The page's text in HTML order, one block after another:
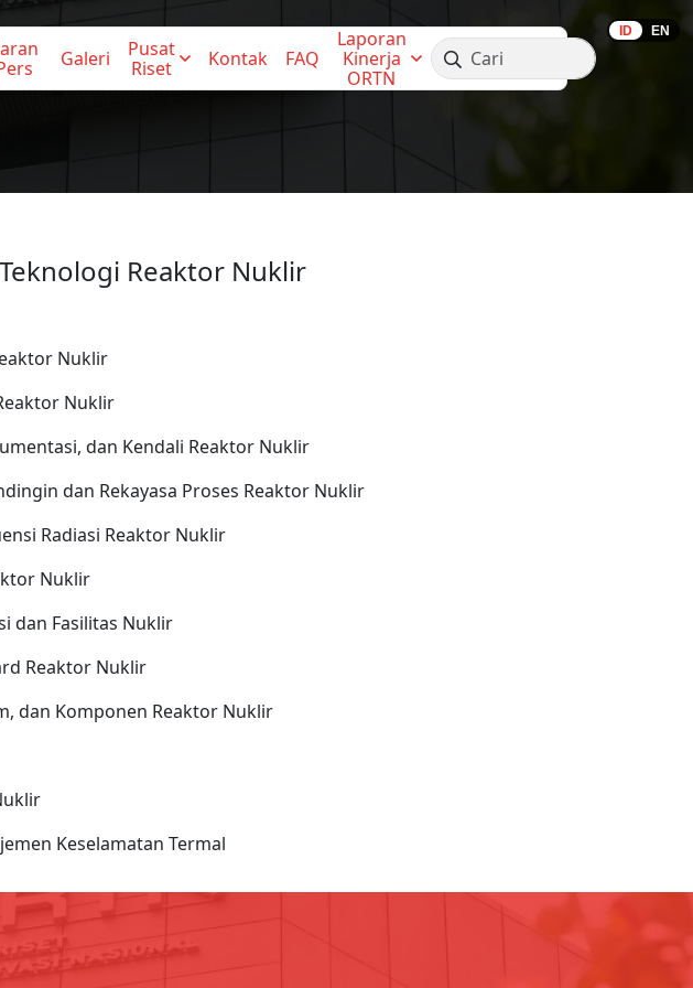
ID EN
Galeri
Pusat
Riset
Kontak FAQ
Laporan
Kinerja
ORTN
Reaktor Nuklir
Nuklir
Nuklir
dan Kendali Reaktor Nuklir
dan Rekayasa Proses Reaktor Nuklir
Radiasi Reaktor Nuklir
Nuklir
dan Fasilitas Nuklir
Reaktor Nuklir
dan Komponen Reaktor Nuklir
Keselamatan Termal